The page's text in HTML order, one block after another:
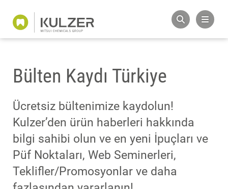
Bülten Kaydı Türkiye
Ücretsiz bültenimize kaydolun!
Kulzer’den ürün haberleri hakkında
bilgi sahibi olun ve en yeni İpuçları ve
Püf Noktaları, Web Seminerleri,
Teklifler/Promosyonlar ve daha